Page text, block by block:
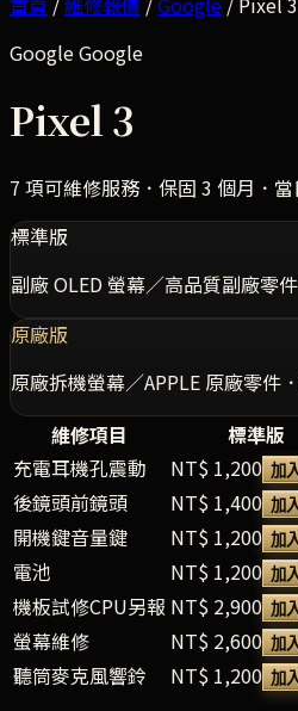
GoogleGoogle
Pixel 3
7 項可維修服務．保固 3 個月．
標準版
副廠 OLED 螢幕／高品質副廠零
原廠版
原廠拆機螢幕／APPLE 原廠零件
維修項目
標準版
充電耳機孔震動
NT$ 1,200 加
後鏡頭前鏡頭
NT$ 1,400 加
開機鍵音量鍵
NT$ 1,200 加
電池
NT$ 1,200 加
機板試修CPU另報 NT$ 2,900 加
螢幕維修
NT$ 2,600 加
聽筒麥克風響鈴
NT$ 1,200 加